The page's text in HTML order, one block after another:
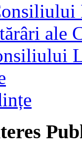
ale